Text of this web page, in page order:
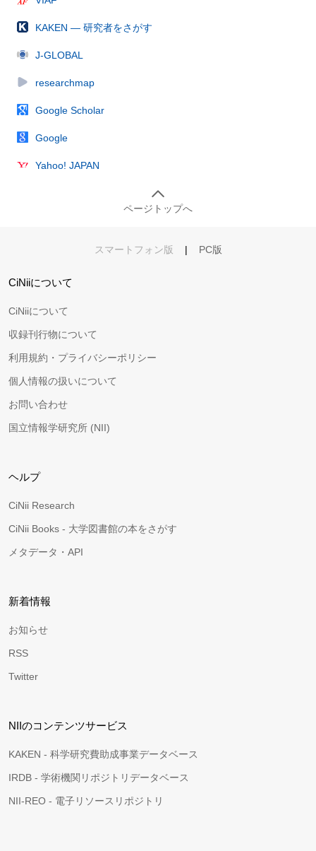
KAKEN — 研究者をさがす
J-GLOBAL
researchmap
Google Scholar
Google
Yahoo! JAPAN
ページトップへ
スマートフォン版 | PC版
CiNiiについて
CiNiiについて
収録刊行物について
利用規約・プライバシーポリシー
個人情報の扱いについて
お問い合わせ
国立情報学研究所 (NII)
ヘルプ
CiNii Research
CiNii Books - 大学図書館の本をさがす
メタデータ・API
新着情報
お知らせ
RSS
Twitter
NIIのコンテンツサービス
KAKEN - 科学研究費助成事業データベース
IRDB - 学術機関リポジトリデータベース
NII-REO - 電子リソースリポジトリ